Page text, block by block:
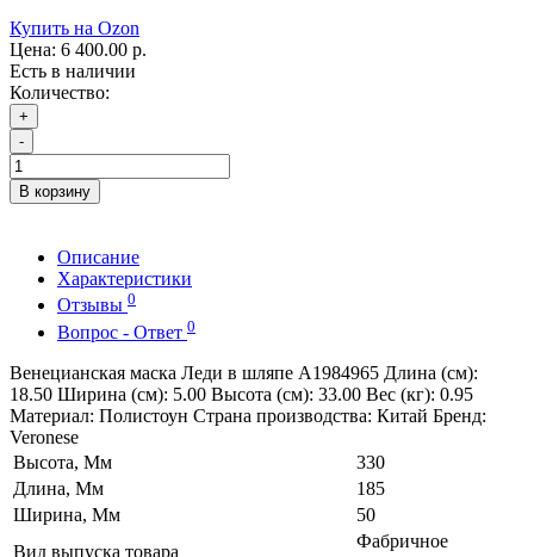
Купить на Ozon
Цена: 6 400.00 р.
Есть в наличии
Количество:
+
-
В корзину
Описание
Характеристики
Отзывы 0
Вопрос - Ответ 0
Венецианская маска Леди в шляпе A1984965 Длина (см):
18.50 Ширина (см): 5.00 Высота (см): 33.00 Вес (кг): 0.95
Материал: Полистоун Страна производства: Китай Бренд:
Veronese
Высота, Мм
330
Длина, Мм
185
Ширина, Мм
50
Вид выпуска товара
Фабричное